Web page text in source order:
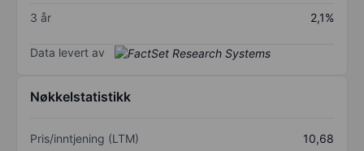
3 år
2,1%
Data levert av
Nøkkelstatistikk
Pris/inntjening (LTM)
10,68